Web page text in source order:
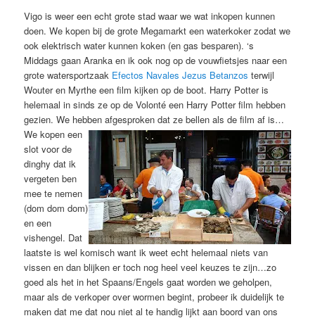
Vigo is weer een echt grote stad waar we wat inkopen kunnen
doen. We kopen bij de grote Megamarkt een waterkoker zodat we
ook elektrisch water kunnen koken (en gas besparen). ‘s
Middags gaan Aranka en ik ook nog op de vouwfietsjes naar een
grote watersportzaak Efectos Navales Jezus Betanzos terwijl
Wouter en Myrthe een film kijken op de boot. Harry Potter is
helemaal in sinds ze op de Volonté een Harry Potter film hebben
gezien. We hebben afgesproken dat ze bellen als de film af is…
We kopen een
slot voor de
dinghy dat ik
vergeten ben
mee te nemen
(dom dom dom)
en een
vishengel. Dat
laatste is wel komisch want ik weet echt helemaal niets van
vissen en dan blijken er toch nog heel veel keuzes te zijn…zo
goed als het in het Spaans/Engels gaat worden we geholpen,
maar als de verkoper over wormen begint, probeer ik duidelijk te
maken dat me dat nou niet al te handig lijkt aan boord van ons